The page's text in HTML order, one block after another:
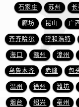
石家庄 苏州 长
廊坊 昆山 广
齐齐哈尔 呼和浩特
海口 赣州 漳州
乌鲁木齐 赤峰 包
温州 徐州 潍坊
烟台 绍兴 亳州